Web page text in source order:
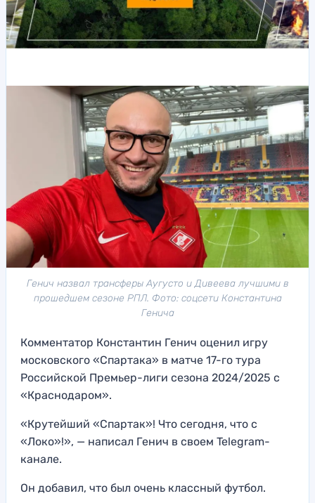
Генич назвал трансферы Аугусто и Дивеева лучшими в
прошедшем сезоне РПЛ. Фото: соцсети Константина
Генича
Комментатор Константин Генич оценил игру
московского «Спартака» в матче 17-го тура
Российской Премьер-лиги сезона 2024/2025 с
«Краснодаром».
«Крутейший «Спартак»! Что сегодня, что с
«Локо»!», — написал Генич в своем Telegram-
канале.
Он добавил, что был очень классный футбол.